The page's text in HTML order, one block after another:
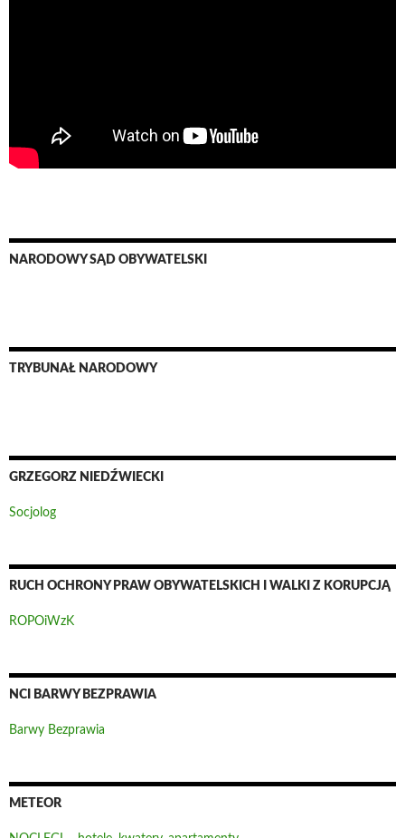
NARODOWY SĄD OBYWATELSKI
TRYBUNAŁ NARODOWY
GRZEGORZ NIEDŹWIECKI
Socjolog
RUCH OCHRONY PRAW OBYWATELSKICH I WALKI Z KORUPCJĄ
ROPOiWzK
NCI BARWY BEZPRAWIA
Barwy Bezprawia
METEOR